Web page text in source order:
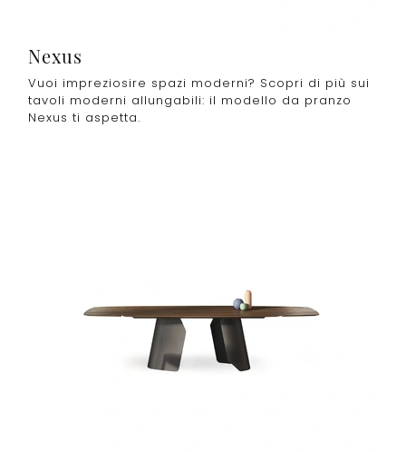
Nexus
Vuoi impreziosire spazi moderni? Scopri di più sui
tavoli moderni allungabili: il modello da pranzo
Nexus ti aspetta.